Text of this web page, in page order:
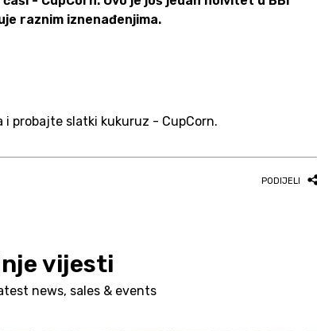
raznim iznenađenjima.
i probajte slatki kukuruz - CupCorn.
PODIJELI
vijesti
news, sales & events